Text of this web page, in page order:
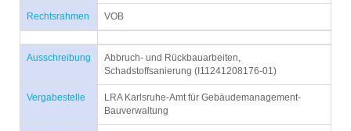
Rechtsrahmen VOB
Ausschreibung
Abbruch- und Rückbauarbeiten,
Schadstoffsanierung (I11241208176-01)
Vergabestelle
LRA Karlsruhe-Amt für Gebäudemanagement-
Bauverwaltung